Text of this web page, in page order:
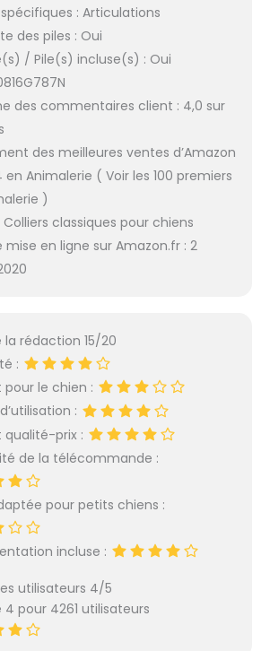
: Articulations
des piles : Oui
/ Pile(s) incluse(s) : Oui
des commentaires client : 4,0 sur
des meilleures ventes d’Amazon
en Animalerie ( Voir les 100 premiers
)
Colliers classiques pour chiens
mise en ligne sur Amazon.fr : 2
la rédaction 15/20
:
le chien :
:
qualité-prix :
de la télécommande :
pour petits chiens :
incluse :
utilisateurs 4/5
4 pour 4261 utilisateurs